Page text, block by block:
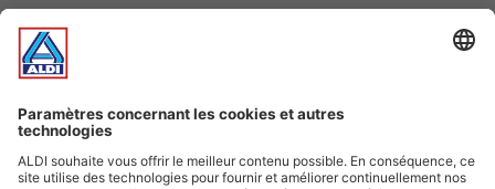
Offres
Infos essentielles
Suivez ALDI Belgique